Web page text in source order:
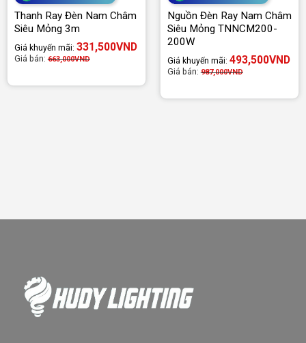
Thanh Ray Đèn Nam Châm
Siêu Mỏng 3m
Giá khuyến mãi: 331,500VND
Giá bán:663,000VND
Nguồn Đèn Ray Nam Châm
Siêu Mỏng TNNCM200-
200W
Giá khuyến mãi: 493,500VND
Giá bán:987,000VND